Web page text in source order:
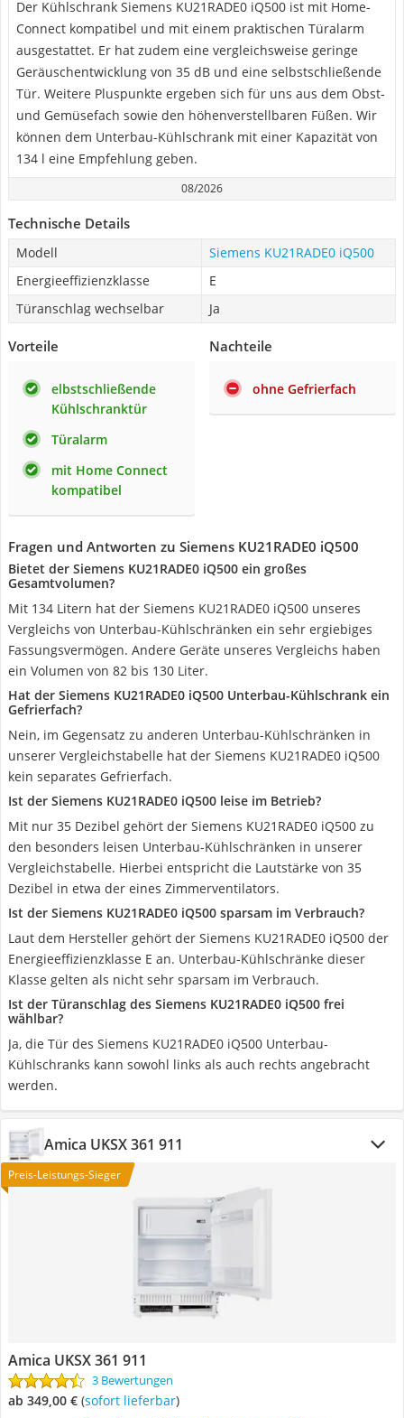
Der Kühlschrank Siemens KU21RADE0 iQ500 ist mit Home-
Connect kompatibel und mit einem praktischen Türalarm
ausgestattet. Er hat zudem eine vergleichsweise geringe
Geräuschentwicklung von 35 dB und eine selbstschließende
Tür. Weitere Pluspunkte ergeben sich für uns aus dem Obst-
und Gemüsefach sowie den höhenverstellbaren Füßen. Wir
können dem Unterbau-Kühlschrank mit einer Kapazität von
134 l eine Empfehlung geben.
08/2026
Technische Details
Modell
Siemens KU21RADE0 iQ500
Energieeffizienzklasse
E
Türanschlag wechselbar
Ja
Vorteile
elbstschließende
Kühlschranktür
Türalarm
mit Home Connect
kompatibel
Nachteile
ohne Gefrierfach
Fragen und Antworten zu Siemens KU21RADE0 iQ500
Bietet der Siemens KU21RADE0 iQ500 ein großes
Gesamtvolumen?
Mit 134 Litern hat der Siemens KU21RADE0 iQ500 unseres
Vergleichs von Unterbau-Kühlschränken ein sehr ergiebiges
Fassungsvermögen. Andere Geräte unseres Vergleichs haben
ein Volumen von 82 bis 130 Liter.
Hat der Siemens KU21RADE0 iQ500 Unterbau-Kühlschrank ein
Gefrierfach?
Nein, im Gegensatz zu anderen Unterbau-Kühlschränken in
unserer Vergleichstabelle hat der Siemens KU21RADE0 iQ500
kein separates Gefrierfach.
Ist der Siemens KU21RADE0 iQ500 leise im Betrieb?
Mit nur 35 Dezibel gehört der Siemens KU21RADE0 iQ500 zu
den besonders leisen Unterbau-Kühlschränken in unserer
Vergleichstabelle. Hierbei entspricht die Lautstärke von 35
Dezibel in etwa der eines Zimmerventilators.
Ist der Siemens KU21RADE0 iQ500 sparsam im Verbrauch?
Laut dem Hersteller gehört der Siemens KU21RADE0 iQ500 der
Energieeffizienzklasse E an. Unterbau-Kühlschränke dieser
Klasse gelten als nicht sehr sparsam im Verbrauch.
Ist der Türanschlag des Siemens KU21RADE0 iQ500 frei
wählbar?
Ja, die Tür des Siemens KU21RADE0 iQ500 Unterbau-
Kühlschranks kann sowohl links als auch rechts angebracht
werden.
Amica UKSX 361 911
Preis-Leistungs-Sieger
Amica UKSX 361 911
3 Bewertungen
ab 349,00 € ( Sofort lieferbar)